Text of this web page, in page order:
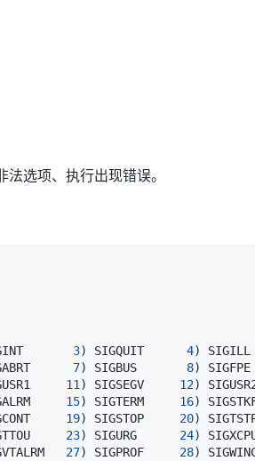
选项、执行出现错误。
3) SIGQUIT 4)
7) SIGBUS 8)
11 ) SIGSEGV 12)
15) SIGTERM 16)
19) SIGSTOP 20)
23) SIGURG 24)
27) SIGPROF 28)